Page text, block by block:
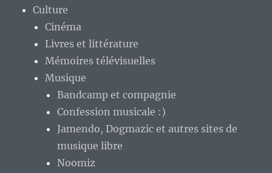
Culture
Cinéma
Livres et littérature
Mémoires télévisuelles
Musique
Bandcamp et compagnie
Confession musicale :)
Jamendo, Dogmazic et autres sites de
musique libre
Noomiz